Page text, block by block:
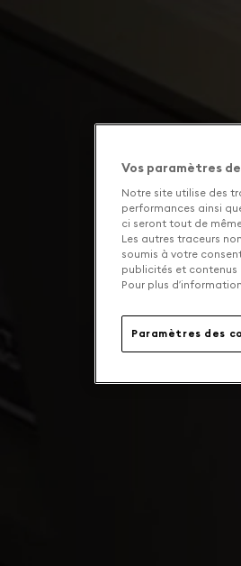
Vos paramètres
Notre site utilise des
performances ainsi
ci seront tout de
Les autres traceurs
soumis à votre
publicités et contenus
Pour plus
Paramètres des